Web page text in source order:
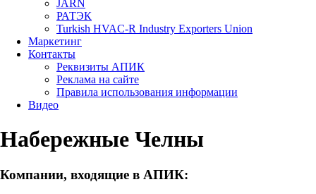
JARN
РАТЭК
Turkish HVAC-R Industry Exporters Union
Маркетинг
Контакты
Реквизиты АПИК
Реклама на сайте
Правила использования информации
Видео
Набережные Челны
Компании, входящие в АПИК: